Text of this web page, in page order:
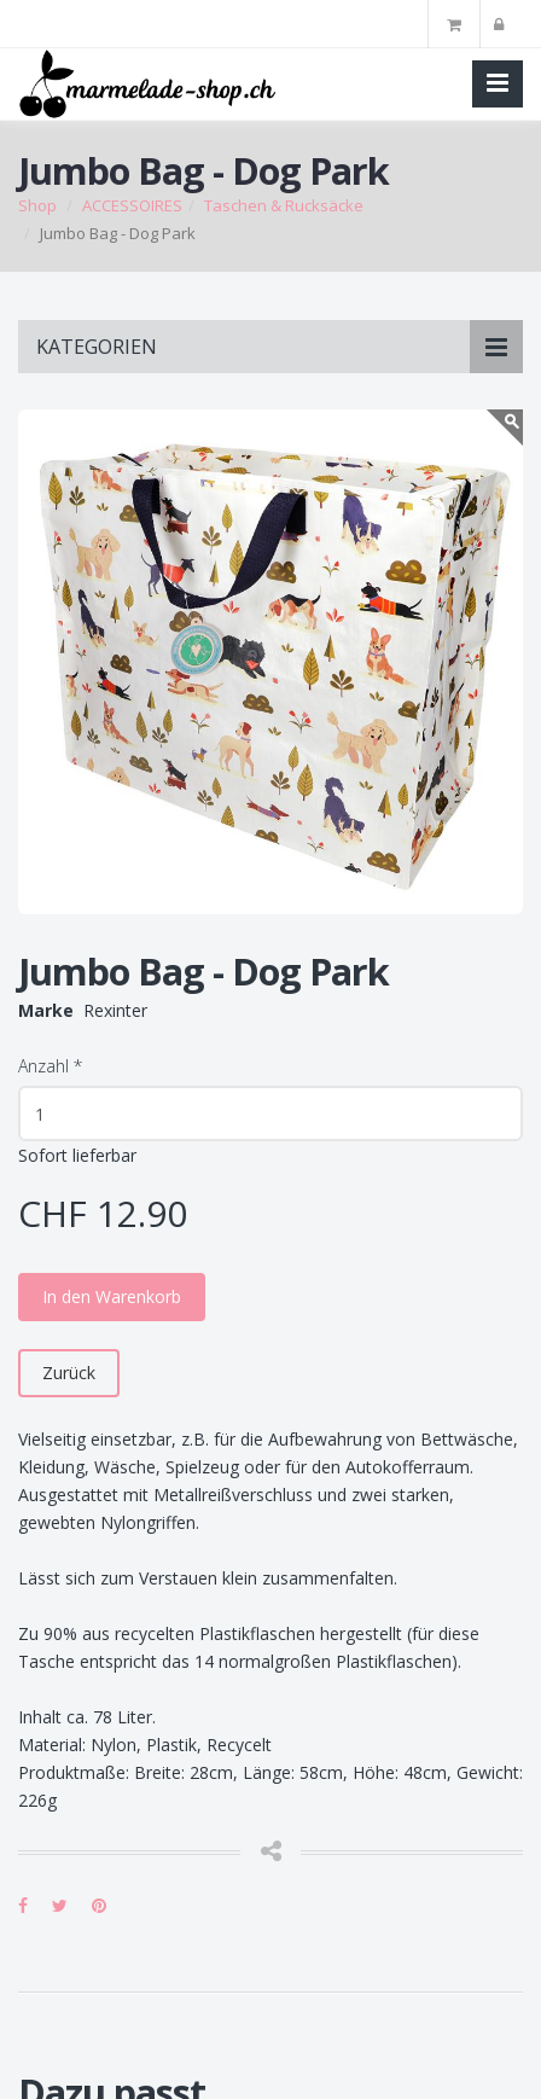
Jumbo Bag - Dog Park
Shop ACCESSOIRES
Taschen & Rucksäcke
Jumbo Bag - Dog Park
KATEGORIEN
Jumbo Bag - Dog Park
Marke Rexinter
Anzahl *
Sofort lieferbar
CHF 12.90
In den Warenkorb
Zurück
Vielseitig einsetzbar, z.B. für die Aufbewahrung von Bettwäsche,
Kleidung, Wäsche, Spielzeug oder für den Autokofferraum.
Ausgestattet mit Metallreißverschluss und zwei starken,
gewebten Nylongriffen.
Lässt sich zum Verstauen klein zusammenfalten.
Zu 90% aus recycelten Plastikflaschen hergestellt (für diese
Tasche entspricht das 14 normalgroßen Plastikflaschen).
Inhalt ca. 78 Liter.
Material: Nylon, Plastik, Recycelt
Produktmaße: Breite: 28cm, Länge: 58cm, Höhe: 48cm, Gewicht:
226g